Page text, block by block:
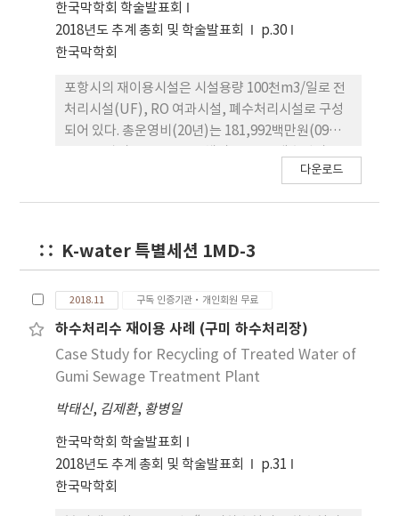
한국막학회 학술발표회
2018년도 추계 총회 및 학술발표회
p.30
한국막학회
포항시의 재이용시설은 시설용량 100천m3/일로 전
처리시설(UF), RO 여과시설, 폐수처리시설로 구성
되어 있다. 총운영비(20년)는 181,992백만원(09년)
14.1%, 약품비 13.7%, 인건비/제경비 8.5%, 경상수
시장 참여, 전기요금 단가 차이를 이용한 부하 변동 운
극대화하는 약품 및 세정, 내오염성 및 염제거 성능이
탁월한 RO 막의 선정)등을 설정, 실행하고 있다.
다운로드
K-water 특별세션 1MD-3
2018.11 구독 인증기관·개인회원 무료
하수처리수 재이용 사례 (구미 하수처리장)
Case Study for Recycling of Treated Water of
Gumi Sewage Treatment Plant
박태신, 김제환, 황병일
한국막학회 학술발표회
2018년도 추계 총회 및 학술발표회
p.31
한국막학회